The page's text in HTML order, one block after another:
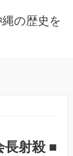
の歴史を
長射殺 ■